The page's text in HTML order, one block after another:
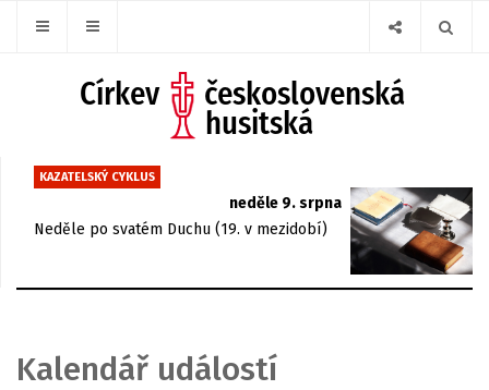
KAZATELSKÝ CYKLUS
neděle 9. srpna
Neděle po svatém Duchu (19. v mezidobí)
Kalendář událostí